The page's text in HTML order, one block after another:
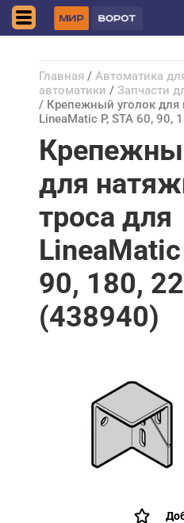
Главная / Автоматика
автоматики / Запчасти
/ Крепежный уголок для
LineaMatic P, STA 60, 90,
для
троса для
LineaMatic
90, 180,
(438940)